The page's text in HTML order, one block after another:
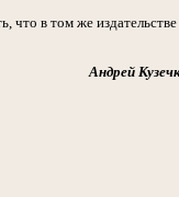
что в том же
Андрей